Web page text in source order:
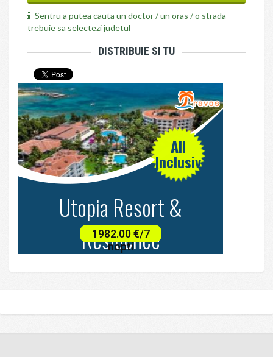
Sentru a putea cauta un doctor / un oras / o strada
trebuie sa selectezi judetul
DISTRIBUIE SI TU